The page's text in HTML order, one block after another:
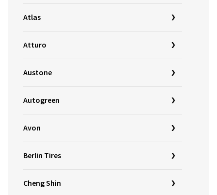
Atlas
Atturo
Austone
Autogreen
Avon
Berlin Tires
Cheng Shin